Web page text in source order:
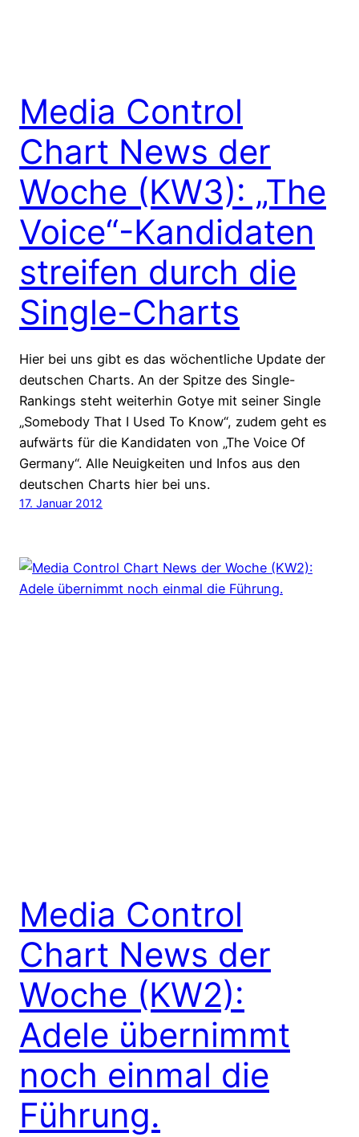
Media Control
Chart News der
Woche (KW3): „The
Voice“-Kandidaten
streifen durch die
Single-Charts
Hier bei uns gibt es das wöchentliche Update der
deutschen Charts. An der Spitze des Single-
Rankings steht weiterhin Gotye mit seiner Single
„Somebody That I Used To Know“, zudem geht es
aufwärts für die Kandidaten von „The Voice Of
Germany“. Alle Neuigkeiten und Infos aus den
deutschen Charts hier bei uns.
17. Januar 2012
Media Control
Chart News der
Woche (KW2):
Adele übernimmt
noch einmal die
Führung.